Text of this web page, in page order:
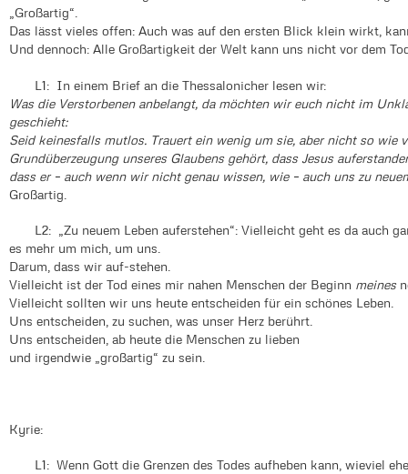
„Großartig“.
Das lässt vieles offen: Auch was auf den ersten Blick klein wirkt,
Und dennoch: Alle Großartigkeit der Welt kann uns nicht vor dem
L1: In einem Brief an die Thessalonicher lesen wir:
Was die Verstorbenen anbelangt, da möchten wir euch nicht im
geschieht:
Seid keinesfalls mutlos. Trauert ein wenig um sie, aber nicht so wie
Grundüberzeugung unseres Glaubens gehört, dass Jesus
dass er – auch wenn wir nicht genau wissen, wie – auch uns zu
Großartig.
L2: „Zu neuem Leben auferstehen“: Vielleicht geht es da auch
es mehr um mich, um uns.
Darum, dass wir auf-stehen.
Vielleicht ist der Tod eines mir nahen Menschen der Beginn meines
Vielleicht sollten wir uns heute entscheiden für ein schönes Leben.
Uns entscheiden, zu suchen, was unser Herz berührt.
Uns entscheiden, ab heute die Menschen zu lieben
und irgendwie „großartig“ zu sein.
Kyrie:
L1: Wenn Gott die Grenzen des Todes aufheben kann, wieviel